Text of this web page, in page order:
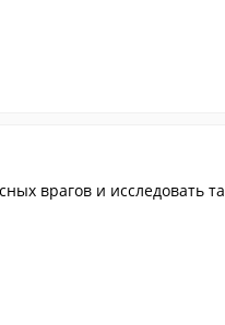
врагов и исследовать